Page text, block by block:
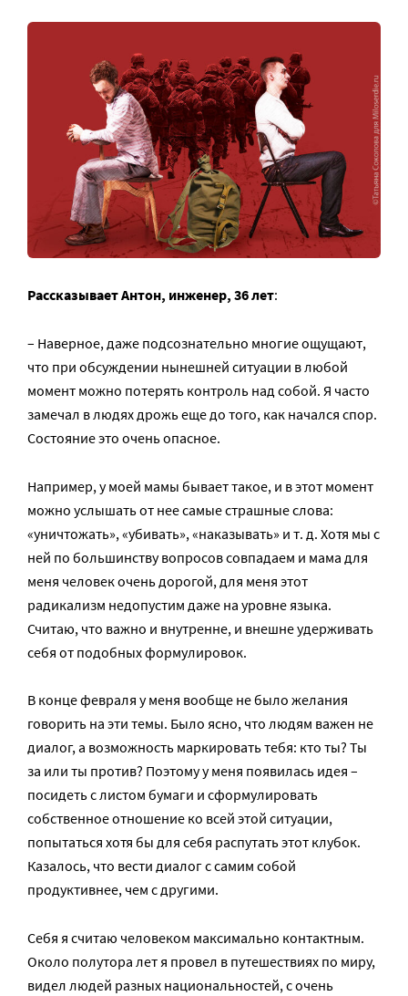
Рассказывает Антон, инженер, 36 лет:
– Наверное, даже подсознательно многие ощущают,
что при обсуждении нынешней ситуации в любой
момент можно потерять контроль над собой. Я часто
замечал в людях дрожь еще до того, как начался спор.
Состояние это очень опасное.
Например, у моей мамы бывает такое, и в этот момент
можно услышать от нее самые страшные слова:
«уничтожать», «убивать», «наказывать» и т. д. Хотя мы с
ней по большинству вопросов совпадаем и мама для
меня человек очень дорогой, для меня этот
радикализм недопустим даже на уровне языка.
Считаю, что важно и внутренне, и внешне удерживать
себя от подобных формулировок.
В конце февраля у меня вообще не было желания
говорить на эти темы. Было ясно, что людям важен не
диалог, а возможность маркировать тебя: кто ты? Ты
за или ты против? Поэтому у меня появилась идея –
посидеть с листом бумаги и сформулировать
собственное отношение ко всей этой ситуации,
попытаться хотя бы для себя распутать этот клубок.
Казалось, что вести диалог с самим собой
продуктивнее, чем с другими.
Себя я считаю человеком максимально контактным.
Около полутора лет я провел в путешествиях по миру,
видел людей разных национальностей, с очень